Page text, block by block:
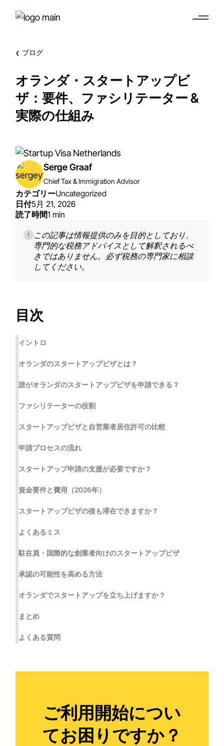
❮ ブログ
オランダ・スタートアップビ
ザ：要件、ファシリテーター &
実際の仕組み
Serge Graaf
Chief Tax & Immigration Advisor
カテゴリーUncategorized
日付5月 21, 2026
読了時間1 min
この記事は情報提供のみを目的としており、
専門的な税務アドバイスとして解釈されるべ
きではありません。必ず税務の専門家に相談
してください。
目次
イントロ
オランダのスタートアップビザとは？
誰がオランダのスタートアップビザを申請できる？
ファシリテーターの役割
スタートアップビザと自営業者居住許可の比較
申請プロセスの流れ
スタートアップ申請の支援が必要ですか？
資金要件と費用（2026年）
スタートアップビザの後も滞在できますか？
よくあるミス
駐在員・国際的な創業者向けのスタートアップビザ
承認の可能性を高める方法
オランダでスタートアップを立ち上げますか？
まとめ
よくある質問
ご利用開始につい
てお困りですか？